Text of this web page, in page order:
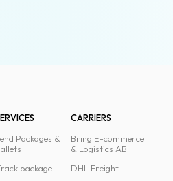
Packages &
package
CARRIERS
Bring E-commerce
& Logistics AB
DHL Freight